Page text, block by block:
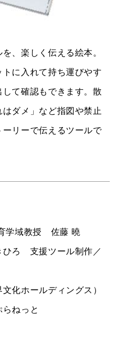
、楽しく伝える絵本。
に入れて持ち運びやす
て確認もできます。散
ダメ」など指図や禁止
リーで伝えるツールで
学域教授 佐藤 曉
ひろ 支援ツール制作／
化ホールディングス）
ねっと